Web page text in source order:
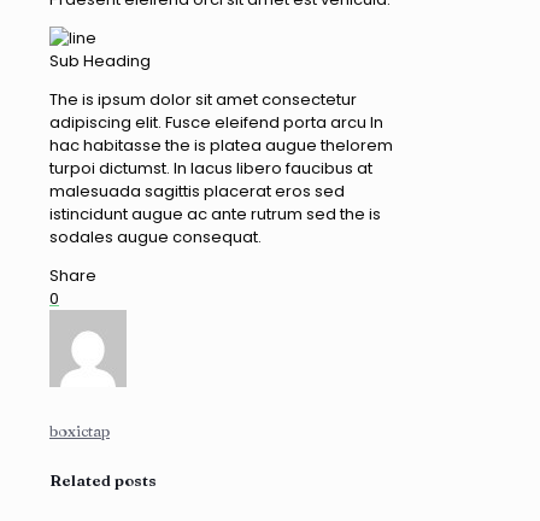
Sub Heading
The is ipsum dolor sit amet consectetur
adipiscing elit. Fusce eleifend porta arcu In
hac habitasse the is platea augue thelorem
turpoi dictumst. In lacus libero faucibus at
malesuada sagittis placerat eros sed
istincidunt augue ac ante rutrum sed the is
sodales augue consequat.
Share
0
boxictap
Related posts